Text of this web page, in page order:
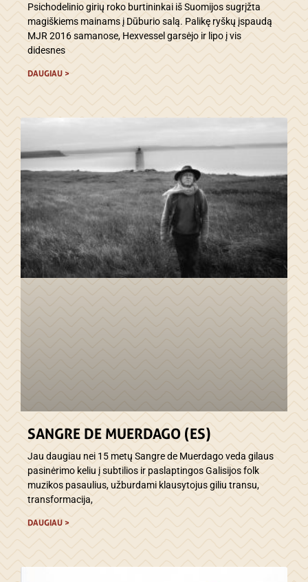
Psichodelinio girių roko burtininkai iš Suomijos sugrįžta
magiškiems mainams į Dūburio salą. Palikę ryškų įspaudą
MJR 2016 samanose, Hexvessel garsėjo ir lipo į vis
didesnes
DAUGIAU >
SANGRE DE MUERDAGO (ES)
Jau daugiau nei 15 metų Sangre de Muerdago veda gilaus
pasinėrimo keliu į subtilios ir paslaptingos Galisijos folk
muzikos pasaulius, užburdami klausytojus giliu transu,
transformacija,
DAUGIAU >